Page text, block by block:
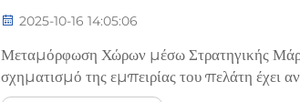
2025-10-16 14:05:06
Μεταμόρφωση Χώρων μέσω Στρατηγικής
σχηματισμό της εμπειρίας του πελάτη έχει
επιχείρηση. Οι διαχυτές αρωματικών ελαίων